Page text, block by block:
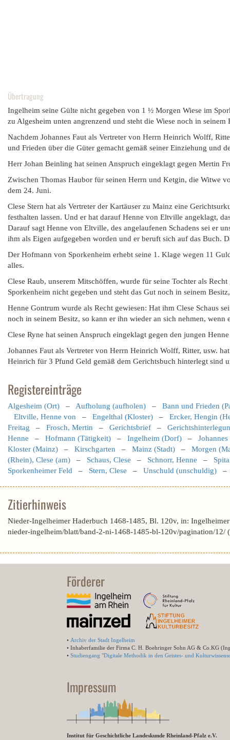
Übertragung
Ingelheim seine Gülte nicht gegeben von 1 ½ Morgen Wiese im
zu Algesheim unten angrenzend und steht die Wiese noch in
Nachdem Johannes Faut als Vertreter von Herrn Heinrich Wolff,
und Frieden über die Güter gemacht gemäß seiner Einziehung und
Herr Johan Beinling hat seinen Anspruch eingeklagt gegen Mertin
Zwischen Thomas Haubor für seinen Herrn und Ketgin, die Witwe
dem 24. Juni.
Clese Stern hat als Vertreter der Kartäuser zu Mainz eine
festhalten lassen. Und er hat darauf Henne von Eltville angeklagt,
Darauf sagt Henne von Eltville, des angelaufenen Schadens sei er
ihm als Eigen aufgegeben worden und er beruft sich auf das Buch.
Der Hofmann von Sporkenheim erhebt seine 1. Klage wegen 11
alles.
Clese Raub, unserem Mitschöffen, wurde für seine Tochter als
Sporkenheim nicht gegeben und steht das Gut noch in seinem
Henne Gontrum wurde als Recht gewiesen: Hat ihm Clese Schaus
noch in seinem Besitz, so kann er ihn wieder an sich nehmen, wenn
Clese Ryne hat seinen Anspruch eingeklagt gegen den jungen
Johannes Faut als Vertreter von Herrn Heinrich Wolff, Ritter, usw.
Heinrich für 3 Pfund Geld gemäß dem Gerichtsbuch hinterlegt sind
Registereinträge
Algesheim (Ort) – Aufholung (aufholen) – Bann und Frieden
Eltville, Henne von – Engelthal (Kloster) – Ercker, Hengin
Freitag – Frosch, Mertin – Gerichtsbrief –
Henne – Hofmann (Tätigkeit) – Ingelheim (Dorf) –
Kloster (Mainz) – Kirschgarten – Mainz (Stadt) – Morgen
(Rhein), Clese (am) – Schaus, Clese – Schnorr, Henne –
Sporkenheimer Feld – Stern, Clese – Unschuld (unschuldig)
Zitierhinweis
Nieder-Ingelheimer Haderbuch 1468-1485, Bl. 120v, in:
nieder-ingelheim/blatt/band-2-ni-1468-1485-bl-120v/pagination/12/
Förderer
• Archiv der Stadt Ingelheim
• Inhaberfamilie der Firma C. H. Boehringer Sohn AG & Co.KG
• Studiengang "Digitale Methodik in den Geistes- und
Impressum
Institut für Geschichtliche Landeskunde Rheinland-Pfalz e.V.